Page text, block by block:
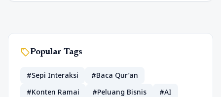
sellPopular Tags
#Sepi Interaksi
#Baca Qur’an
#Konten Ramai
#Peluang Bisnis
#AI